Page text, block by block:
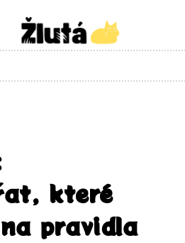
které
pravidla